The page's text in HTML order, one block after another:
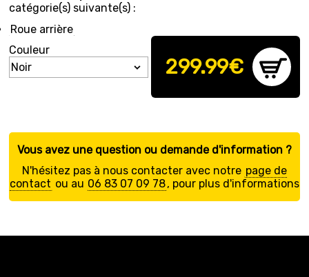
catégorie(s) suivante(s) :
Roue arrière
Couleur
299.99€
Vous avez une question ou demande d'information ?
N'hésitez pas à nous contacter avec notre page de
contact ou au 06 83 07 09 78, pour plus d'informations